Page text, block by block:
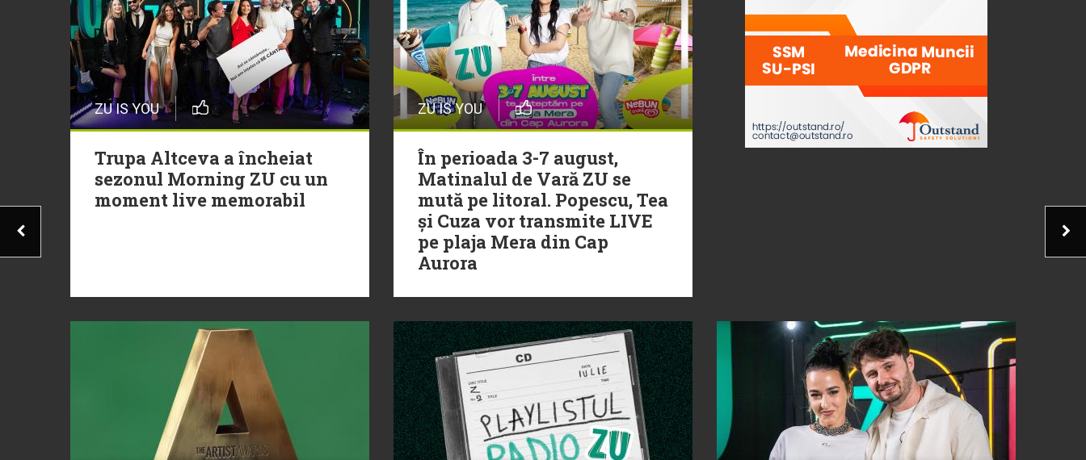
ZU IS YOU
Trupa Altceva a încheiat
sezonul Morning ZU cu un
moment live memorabil
ZU IS YOU
În perioada 3-7 august,
Matinalul de Vară ZU se
mută pe litoral. Popescu, Tea
și Cuza vor transmite LIVE
pe plaja Mera din Cap
Aurora